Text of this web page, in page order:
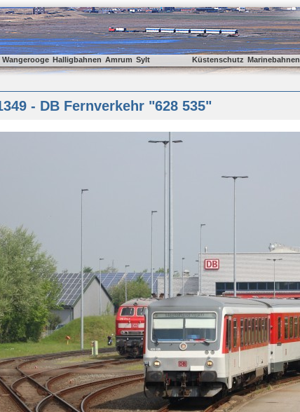
Wangerooge Halligbahnen Amrum Sylt Küstenschutz Marinebahnen
- DB Fernverkehr "628 535"